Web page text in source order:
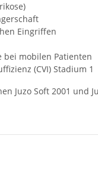
Eingriffen
bei mobilen Patienten
(CVI) Stadium 1
Juzo Soft 2001 und